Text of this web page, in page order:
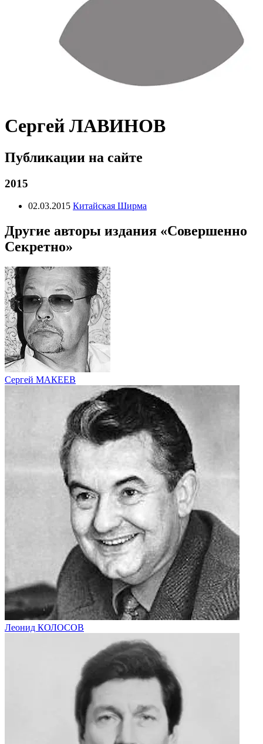
Сергей ЛАВИНОВ
Публикации на сайте
2015
02.03.2015 Китайская Ширма
Другие авторы издания «Совершенно
Секретно»
Сергей МАКЕЕВ
Леонид КОЛОСОВ